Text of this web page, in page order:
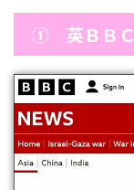
① 英ＢＢＣ